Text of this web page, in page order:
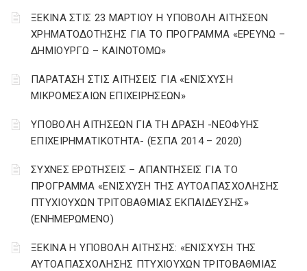
ΞΕΚΙΝΑ ΣΤΙΣ 23 ΜΑΡΤΙΟΥ Η ΥΠΟΒΟΛΗ ΑΙΤΗΣΕΩΝ
ΧΡΗΜΑΤΟΔΟΤΗΣΗΣ ΓΙΑ ΤΟ ΠΡΟΓΡΑΜΜΑ «ΕΡΕΥΝΩ –
ΔΗΜΙΟΥΡΓΩ – ΚΑΙΝΟΤΟΜΩ»
ΠΑΡΑΤΑΣΗ ΣΤΙΣ ΑΙΤΗΣΕΙΣ ΓΙΑ «ΕΝΙΣΧΥΣΗ
ΜΙΚΡΟΜΕΣΑΙΩΝ ΕΠΙΧΕΙΡΗΣΕΩΝ»
ΥΠΟΒΟΛΗ ΑΙΤΗΣΕΩΝ ΓΙΑ ΤΗ ΔΡΑΣΗ -ΝΕΟΦΥΗΣ
ΕΠΙΧΕΙΡΗΜΑΤΙΚΟΤΗΤΑ- (ΕΣΠΑ 2014 – 2020)
ΣΥΧΝΕΣ ΕΡΩΤΗΣΕΙΣ – ΑΠΑΝΤΗΣΕΙΣ ΓΙΑ ΤΟ
ΠΡΟΓΡΑΜΜΑ «ΕΝΙΣΧΥΣΗ ΤΗΣ ΑΥΤΟΑΠΑΣΧΟΛΗΣΗΣ
ΠΤΥΧΙΟΥΧΩΝ ΤΡΙΤΟΒΑΘΜΙΑΣ ΕΚΠΑΙΔΕΥΣΗΣ»
(ΕΝΗΜΕΡΩΜΕΝΟ)
ΞΕΚΙΝΑ Η ΥΠΟΒΟΛΗ ΑΙΤΗΣΗΣ: «ΕΝΙΣΧΥΣΗ ΤΗΣ
ΑΥΤΟΑΠΑΣΧΟΛΗΣΗΣ ΠΤΥΧΙΟΥΧΩΝ ΤΡΙΤΟΒΑΘΜΙΑΣ